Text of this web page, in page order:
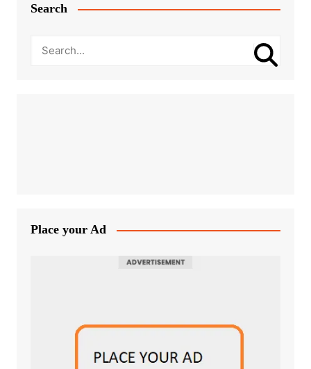
Search
Place your Ad